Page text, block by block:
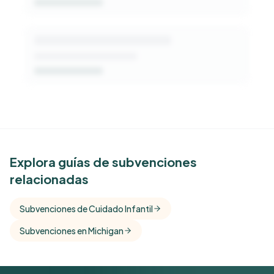
See Similar Funders
Free Kindora accounts unlock side-by-side
funder's focus areas and giving profile.
Explora guías de subvenciones
relacionadas
Subvenciones de Cuidado Infantil
Subvenciones en Michigan